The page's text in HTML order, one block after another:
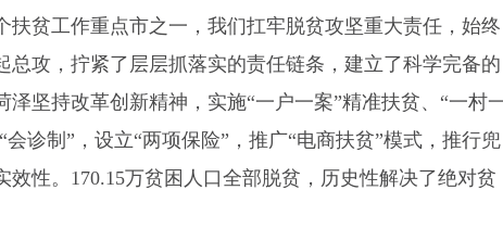
贫工作重点市之一，我们扛牢脱贫攻坚重大责任，始终
攻，拧紧了层层抓落实的责任链条，建立了科学完备的
坚持改革创新精神，实施“一户一案”精准扶贫、“一村
诊制”，设立“两项保险”，推广“电商扶贫”模式，推行兜
性。170.15万贫困人口全部脱贫，历史性解决了绝对贫